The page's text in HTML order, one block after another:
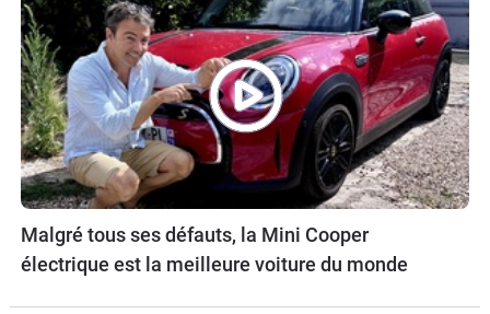
Malgré tous ses défauts, la Mini Cooper
électrique est la meilleure voiture du monde